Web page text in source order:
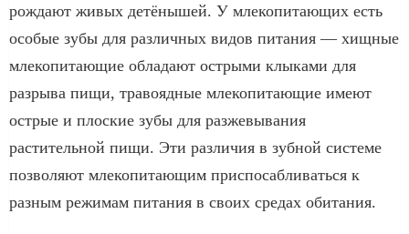
рождают живых детёнышей. У млекопитающих есть
особые зубы для различных видов питания — хищные
млекопитающие обладают острыми клыками для
разрыва пищи, травоядные млекопитающие имеют
острые и плоские зубы для разжевывания
растительной пищи. Эти различия в зубной системе
позволяют млекопитающим приспосабливаться к
разным режимам питания в своих средах обитания.